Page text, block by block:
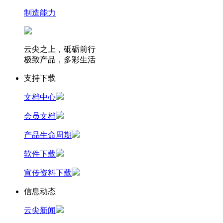
制造能力
云尖之上，砥砺前行
极致产品，多彩生活
支持下载
文档中心
会员文档
产品生命周期
软件下载
宣传资料下载
信息动态
云尖新闻